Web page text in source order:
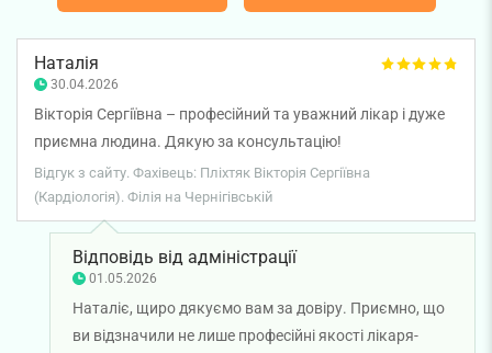
Наталія
30.04.2026
Вікторія Сергіївна – професійний та уважний лікар і дуже
приємна людина. Дякую за консультацію!
Відгук з сайту. Фахівець: Пліхтяк Вікторія Сергіївна
(Кардіологія). Філія на Чернігівській
Відповідь від адміністрації
01.05.2026
Наталіє, щиро дякуємо вам за довіру. Приємно, що
ви відзначили не лише професійні якості лікаря-